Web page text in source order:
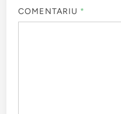
COMENTARIU *